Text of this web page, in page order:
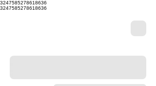
3247585278618636
3247585278618636